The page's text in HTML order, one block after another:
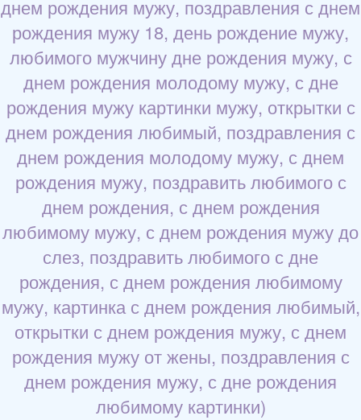
днем рождения мужу, поздравления с днем
рождения мужу 18, день рождение мужу,
любимого мужчину дне рождения мужу, с
днем рождения молодому мужу, с дне
рождения мужу картинки мужу, открытки с
днем рождения любимый, поздравления с
днем рождения молодому мужу, с днем
рождения мужу, поздравить любимого с
днем рождения, с днем рождения
любимому мужу, с днем рождения мужу до
слез, поздравить любимого с дне
рождения, с днем рождения любимому
мужу, картинка с днем рождения любимый,
открытки с днем рождения мужу, с днем
рождения мужу от жены, поздравления с
днем рождения мужу, с дне рождения
любимому картинки)